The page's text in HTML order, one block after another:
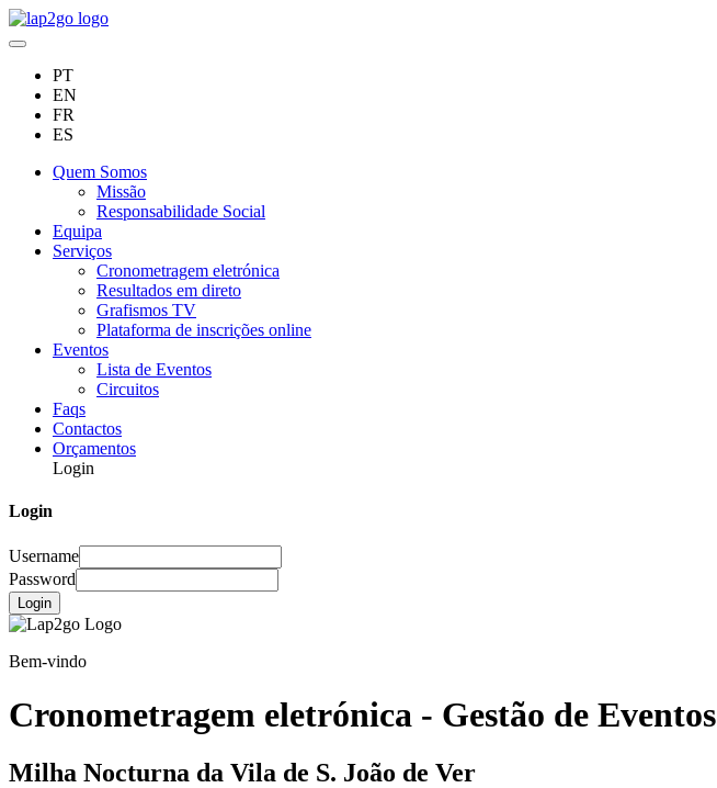
PT
EN
FR
ES
Quem Somos
Missão
Responsabilidade Social
Equipa
Serviços
Cronometragem eletrónica
Resultados em direto
Grafismos TV
Plataforma de inscrições online
Eventos
Lista de Eventos
Circuitos
Faqs
Contactos
Orçamentos
Login
Login
Username
Password
Login
Bem-vindo
Cronometragem eletrónica - Gestão de Eventos
Milha Nocturna da Vila de S. João de Ver